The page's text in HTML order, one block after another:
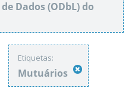
Dados (ODbL) do
Etiquetas:
Mutuários